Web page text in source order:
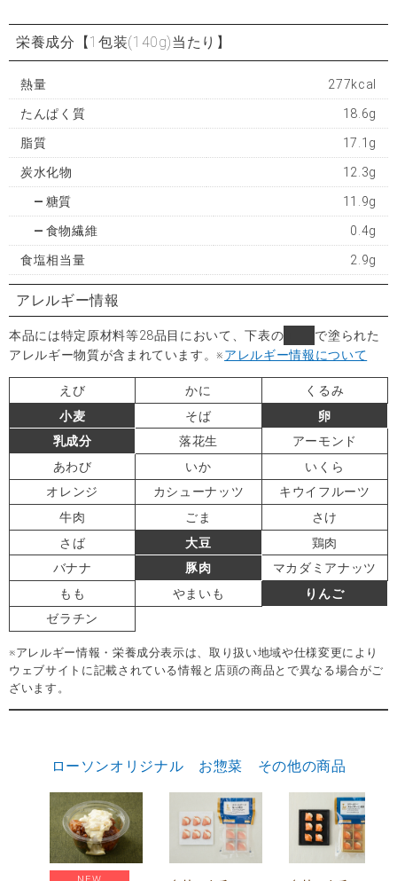
栄養成分 【1包装(140g)当たり】
熱量 277kcal
たんぱく質 18.6g
脂質 17.1g
炭水化物 12.3g
糖質 11.9g
食物繊維 0.4g
食塩相当量 2.9g
アレルギー情報
本品には特定原材料等28品目において、下表の
で塗られた
アレルギー物質が含まれています。※アレルギー情報について
えび かに
くるみ
小麦
そば
卵
乳成分
落花生
アーモンド
あわび
いか
いくら
オレンジ
カシューナッツ
キウイフルーツ
牛肉
ごま
さけ
さば
大豆
鶏肉
バナナ
豚肉
マカダミアナッツ
もも
やまいも
りんご
ゼラチン
※アレルギー情報・栄養成分表示は、取り扱い地域や仕様変更により
ウェブサイトに記載されている情報と店頭の商品とで異なる場合がご
ざいます。
ローソンオリジナル お惣菜 その他の商品